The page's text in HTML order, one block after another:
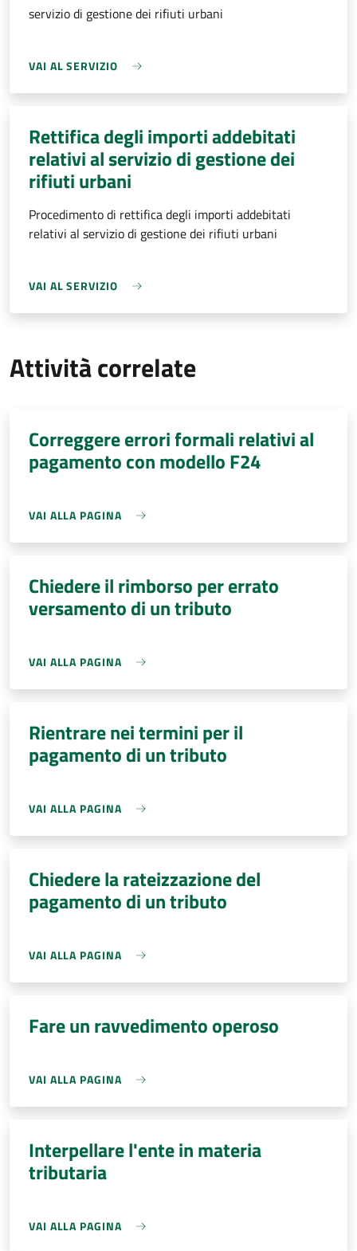
servizio di gestione dei rifiuti urbani
VAI AL SERVIZIO
Rettifica degli importi addebitati
relativi al servizio di gestione dei
rifiuti urbani
Procedimento di rettifica degli importi addebitati
relativi al servizio di gestione dei rifiuti urbani
VAI AL SERVIZIO
Attività correlate
Correggere errori formali relativi al
pagamento con modello F24
VAI ALLA PAGINA
Chiedere il rimborso per errato
versamento di un tributo
VAI ALLA PAGINA
Rientrare nei termini per il
pagamento di un tributo
VAI ALLA PAGINA
Chiedere la rateizzazione del
pagamento di un tributo
VAI ALLA PAGINA
Fare un ravvedimento operoso
VAI ALLA PAGINA
Interpellare l'ente in materia
tributaria
VAI ALLA PAGINA